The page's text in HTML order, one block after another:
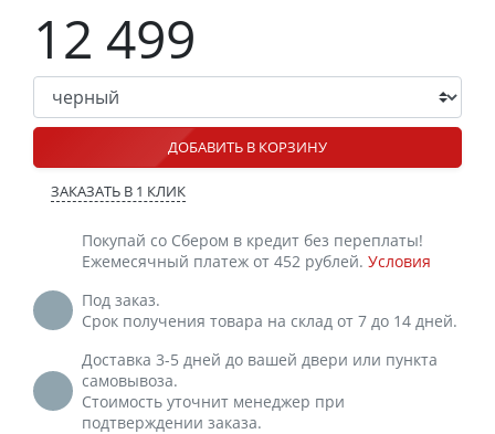
12 499
ДОБАВИТЬ В КОРЗИНУ
ЗАКАЗАТЬ В 1 КЛИК
Покупай со Сбером в кредит без переплаты!
Ежемесячный платеж от 452 рублей. Условия
Под заказ.
Срок получения товара на склад от 7 до 14 дней.
Доставка 3-5 дней до вашей двери или пункта
самовывоза.
Стоимость уточнит менеджер при
подтверждении заказа.